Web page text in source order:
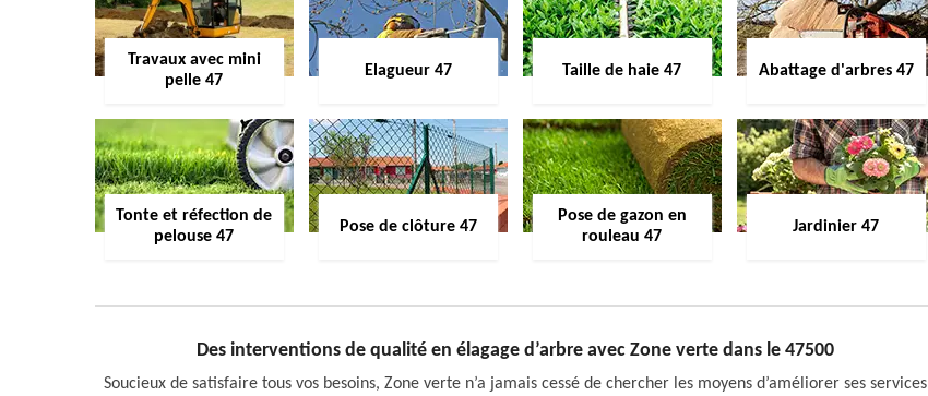
Travaux avec mini
pelle 47
Elagueur 47 Taille de haie 47 Abattage d'arbres 47
Tonte et réfection de
pelouse 47
Pose de clôture 47
Pose de gazon en
rouleau 47
Jardinier 47
Des interventions de qualité en élagage d’arbre avec Zone verte dans le 47500
Soucieux de satisfaire tous vos besoins, Zone verte n’a jamais cessé de chercher les moyens d’améliorer ses services